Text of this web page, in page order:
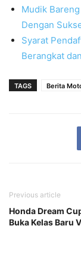
Mudik
Dengan
Syarat
Berangkat
TAGS Berita
Previous article
Honda Dream
Buka Kelas Baru